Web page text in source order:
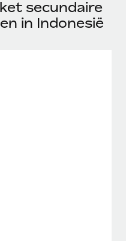
secundaire
in Indonesië